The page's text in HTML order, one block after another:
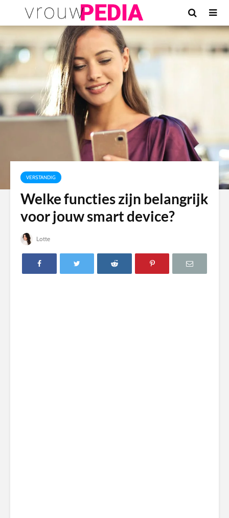
VERSTANDIG
Welke functies zijn belangrijk
voor jouw smart device?
Lotte